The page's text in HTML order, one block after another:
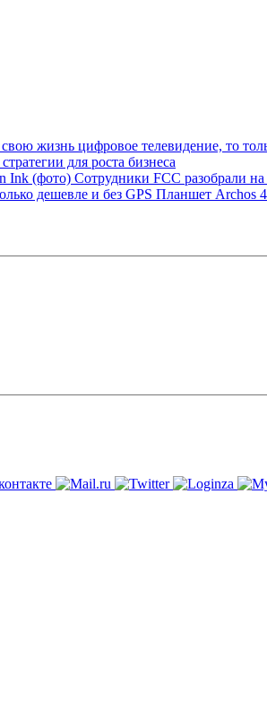
жизнь цифровое телевидение, то
для роста бизнеса
Сотрудники FCC разобрали
Планшет Archos